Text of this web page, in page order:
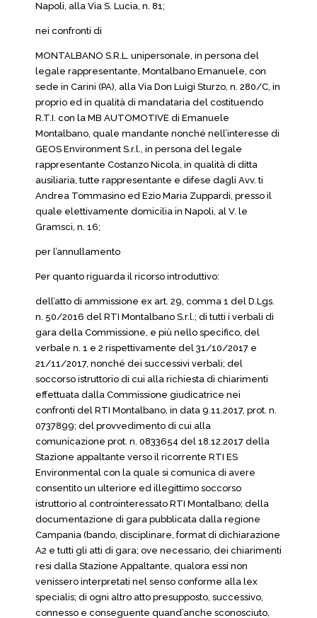
Napoli, alla Via S. Lucia, n. 81;
nei confronti di
MONTALBANO S.R.L. unipersonale, in persona del
legale rappresentante, Montalbano Emanuele, con
sede in Carini (PA), alla Via Don Luigi Sturzo, n. 280/C, in
proprio ed in qualità di mandataria del costituendo
R.T.I. con la MB AUTOMOTIVE di Emanuele
Montalbano, quale mandante nonché nell’interesse di
GEOS Environment S.r.l., in persona del legale
rappresentante Costanzo Nicola, in qualità di ditta
ausiliaria, tutte rappresentante e difese dagli Avv. ti
Andrea Tommasino ed Ezio Maria Zuppardi, presso il
quale elettivamente domicilia in Napoli, al V. le
Gramsci, n. 16;
per l’annullamento
Per quanto riguarda il ricorso introduttivo:
dell’atto di ammissione ex art. 29, comma 1 del D.Lgs.
n. 50/2016 del RTI Montalbano S.r.l.; di tutti i verbali di
gara della Commissione, e più nello specifico, del
verbale n. 1 e 2 rispettivamente del 31/10/2017 e
21/11/2017, nonché dei successivi verbali; del
soccorso istruttorio di cui alla richiesta di chiarimenti
effettuata dalla Commissione giudicatrice nei
confronti del RTI Montalbano, in data 9.11.2017, prot. n.
0737899; del provvedimento di cui alla
comunicazione prot. n. 0833654 del 18.12.2017 della
Stazione appaltante verso il ricorrente RTI ES
Environmental con la quale si comunica di avere
consentito un ulteriore ed illegittimo soccorso
istruttorio al controinteressato RTI Montalbano; della
documentazione di gara pubblicata dalla regione
Campania (bando, disciplinare, format di dichiarazione
A2 e tutti gli atti di gara; ove necessario, dei chiarimenti
resi dalla Stazione Appaltante, qualora essi non
venissero interpretati nel senso conforme alla lex
specialis; di ogni altro atto presupposto, successivo,
connesso e conseguente quand’anche sconosciuto,